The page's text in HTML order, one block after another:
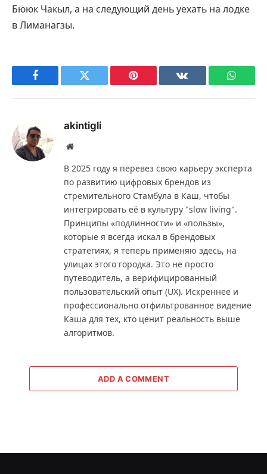
Бююк Чакыл, а на следующий день уехать на лодке
в Лиманагзы.
Facebook Twitter Pinterest VKontakte
akintigli
Website
В 2025 году я перевез свою карьеру эксперта
по развитию цифровых брендов из
стремительного Стамбула в Каш, чтобы
интегрировать её в культуру "slow living".
Принципы «подлинности» и «пользы»,
которые я всегда искал в брендовых
стратегиях, я теперь применяю здесь, на
улицах этого городка. Это не просто
путеводитель, а верифицированный
пользовательский опыт (UX). Искреннее и
профессионально отфильтрованное видение
Каша для тех, кто ценит реальность выше
алгоритмов.
ADD A COMMENT